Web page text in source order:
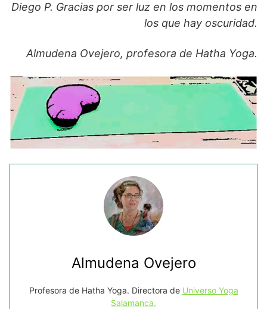
Diego P. Gracias por ser luz en los momentos en
los que hay oscuridad.
Almudena Ovejero, profesora de Hatha Yoga.
Almudena Ovejero
Profesora de Hatha Yoga. Directora de Universo Yoga
Salamanca.